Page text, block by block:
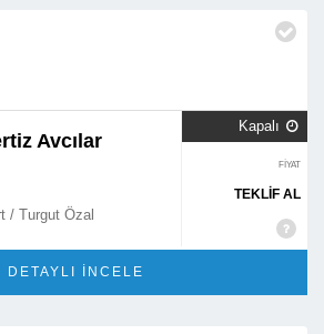
Avcılar
/ Turgut Özal
Kapalı 
FİYAT
TEKLİF AL
DETAYLI İNCELE